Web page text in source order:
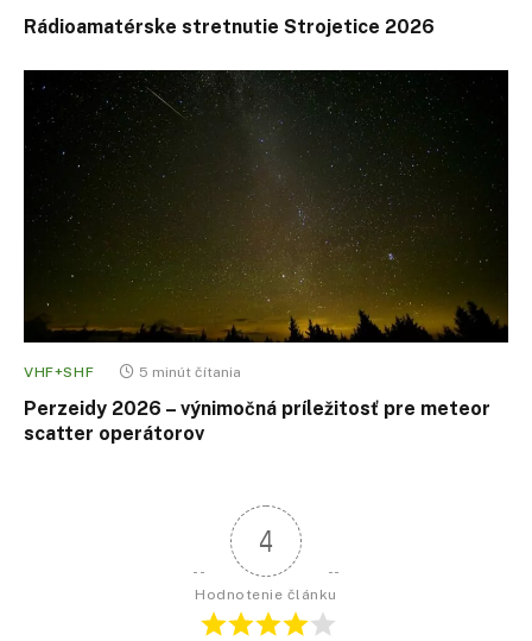
Rádioamatérske stretnutie Strojetice 2026
VHF+SHF 5 minút čítania
Perzeidy 2026 – výnimočná príležitosť pre meteor
scatter operátorov
4
Hodnotenie článku